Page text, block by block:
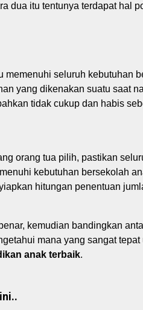
dua itu tentunya terdapat hal
seluruh kebutuhan
yang dikenakan suatu saat
tidak cukup dan habis
orang tua pilih, pastikan
kebutuhan bersekolah
hitungan penentuan
kemudian bandingkan
mana yang sangat
anak terbaik.